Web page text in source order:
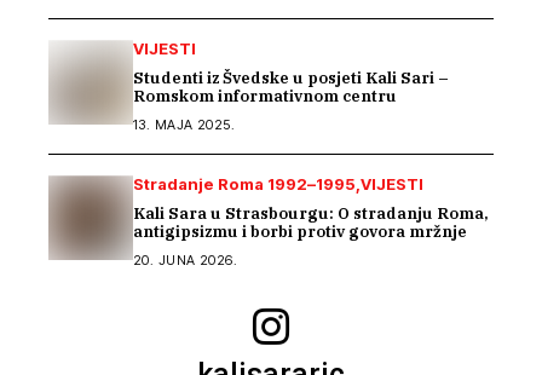
VIJESTI
Studenti iz Švedske u posjeti Kali Sari –
Romskom informativnom centru
13. MAJA 2025.
Stradanje Roma 1992–1995 VIJESTI
Kali Sara u Strasbourgu: O stradanju Roma,
antigipsizmu i borbi protiv govora mržnje
20. JUNA 2026.